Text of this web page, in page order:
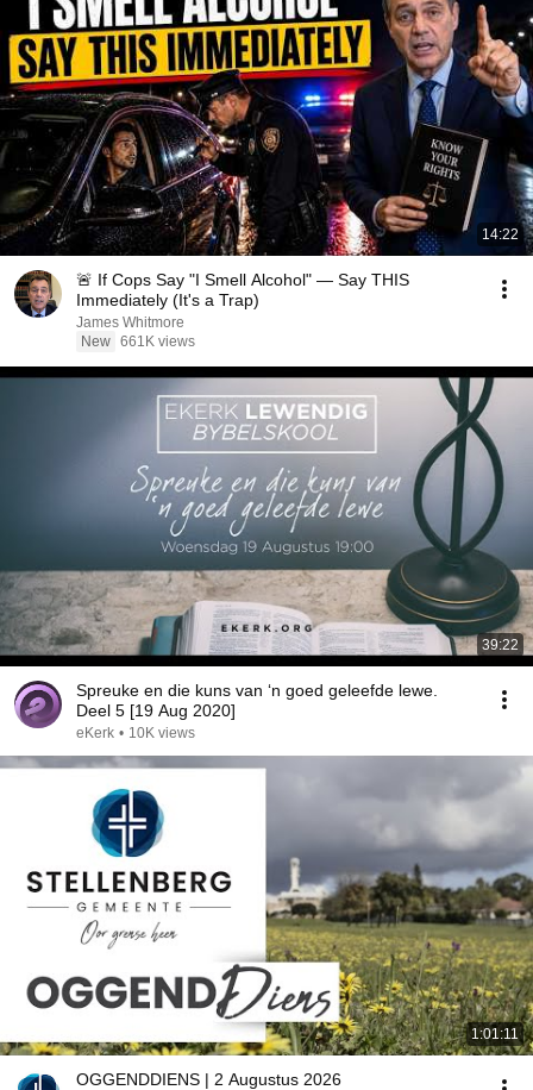
14:22
🚨 If Cops Say "I Smell Alcohol" — Say THIS
Immediately (It's a Trap)
James Whitmore
New 661K views
39:22
Spreuke en die kuns van ‘n goed geleefde lewe.
Deel 5 [19 Aug 2020]
eKerk • 10K views
1:01:11
OGGENDDIENS | 2 Augustus 2026